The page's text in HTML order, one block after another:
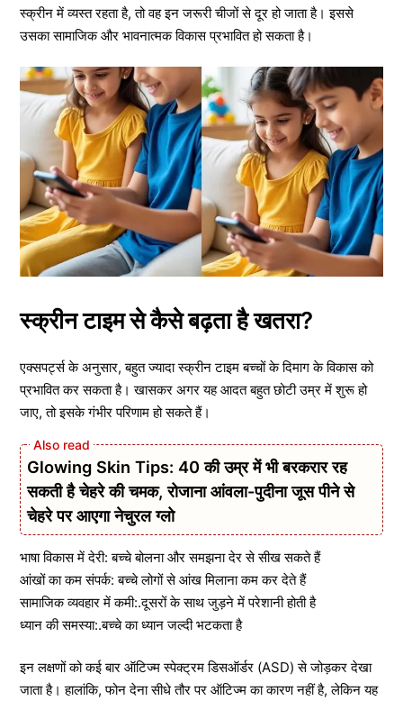
स्क्रीन में व्यस्त रहता है, तो वह इन जरूरी चीजों से दूर हो जाता है। इससे
उसका सामाजिक और भावनात्मक विकास प्रभावित हो सकता है।
स्क्रीन टाइम से कैसे बढ़ता है खतरा?
एक्सपर्ट्स के अनुसार, बहुत ज्यादा स्क्रीन टाइम बच्चों के दिमाग के विकास को
प्रभावित कर सकता है। खासकर अगर यह आदत बहुत छोटी उम्र में शुरू हो
जाए, तो इसके गंभीर परिणाम हो सकते हैं।
Glowing Skin Tips: 40 की उम्र में भी बरकरार रह
सकती है चेहरे की चमक, रोजाना आंवला-पुदीना जूस पीने से
चेहरे पर आएगा नेचुरल ग्लो
भाषा विकास में देरी: बच्चे बोलना और समझना देर से सीख सकते हैं
आंखों का कम संपर्क: बच्चे लोगों से आंख मिलाना कम कर देते हैं
सामाजिक व्यवहार में कमी:.दूसरों के साथ जुड़ने में परेशानी होती है
ध्यान की समस्या:.बच्चे का ध्यान जल्दी भटकता है
इन लक्षणों को कई बार ऑटिज्म स्पेक्ट्रम डिसऑर्डर (ASD) से जोड़कर देखा
जाता है। हालांकि, फोन देना सीधे तौर पर ऑटिज्म का कारण नहीं है, लेकिन यह